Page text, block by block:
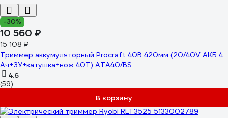
-30%
10 560 ₽
15 108 ₽
Триммер аккумуляторный Procraft 40В 420мм (20/40V АКБ 4
Ач+ЗУ+катушка+нож 40Т) ATA40/BS
4.6
(59)
В корзину